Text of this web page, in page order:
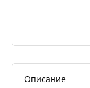
Описание